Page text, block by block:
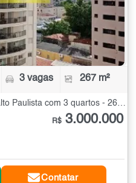
3 vagas 267 m²
R$ 3.000.000
Contatar